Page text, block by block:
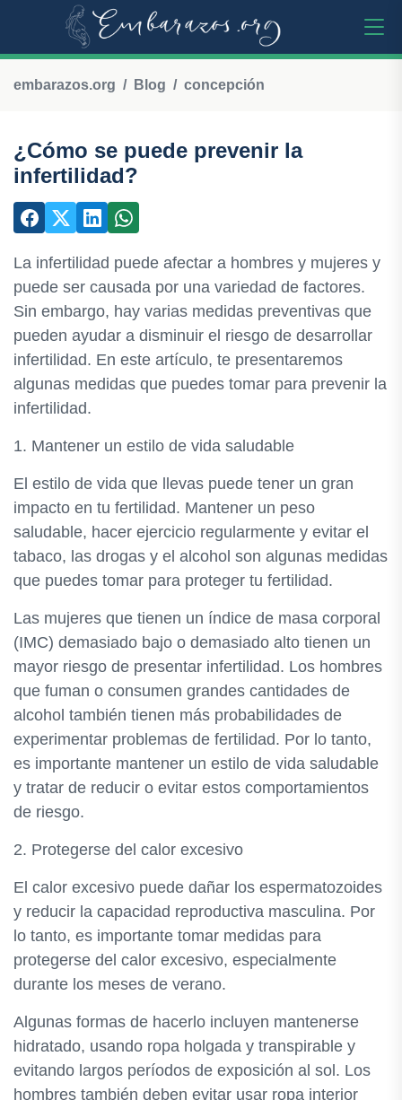
embarazos.org Blog concepción
¿Cómo se puede prevenir la
infertilidad?
La infertilidad puede afectar a hombres y mujeres y
puede ser causada por una variedad de factores.
Sin embargo, hay varias medidas preventivas que
pueden ayudar a disminuir el riesgo de desarrollar
infertilidad. En este artículo, te presentaremos
algunas medidas que puedes tomar para prevenir la
infertilidad.
1. Mantener un estilo de vida saludable
El estilo de vida que llevas puede tener un gran
impacto en tu fertilidad. Mantener un peso
saludable, hacer ejercicio regularmente y evitar el
tabaco, las drogas y el alcohol son algunas medidas
que puedes tomar para proteger tu fertilidad.
Las mujeres que tienen un índice de masa corporal
(IMC) demasiado bajo o demasiado alto tienen un
mayor riesgo de presentar infertilidad. Los hombres
que fuman o consumen grandes cantidades de
alcohol también tienen más probabilidades de
experimentar problemas de fertilidad. Por lo tanto,
es importante mantener un estilo de vida saludable
y tratar de reducir o evitar estos comportamientos
de riesgo.
2. Protegerse del calor excesivo
El calor excesivo puede dañar los espermatozoides
y reducir la capacidad reproductiva masculina. Por
lo tanto, es importante tomar medidas para
protegerse del calor excesivo, especialmente
durante los meses de verano.
Algunas formas de hacerlo incluyen mantenerse
hidratado, usando ropa holgada y transpirable y
evitando largos períodos de exposición al sol. Los
hombres también deben evitar usar ropa interior